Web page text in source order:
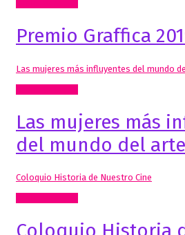
Premio Graffica
Las mujeres más influyentes del mundo
Las mujeres más
del mundo del arte
Coloquio Historia de Nuestro Cine